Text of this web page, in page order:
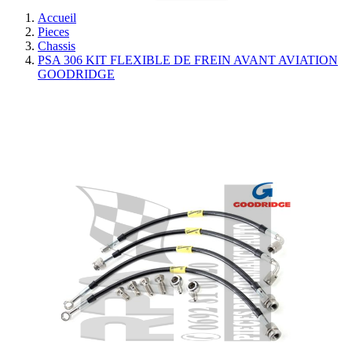
Accueil
Pieces
Chassis
PSA 306 KIT FLEXIBLE DE FREIN AVANT AVIATION
GOODRIDGE